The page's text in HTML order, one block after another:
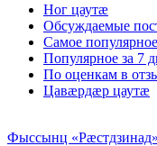
Ног цаутæ
Обсуждаемые
Самое популярное
Популярное за 7
По оценкам в
Цавæрдæр цаутæ
Фыссынц